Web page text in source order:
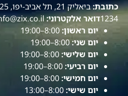
כתובת:ביאליק 21, תל אביב-יפו, 6332425
1234דואר אלקטרוני:Info@zix.co.il
יום ראשון:
יום שני:
יום שלישי:
יום רביעי:
יום חמישי:
יום שישי: